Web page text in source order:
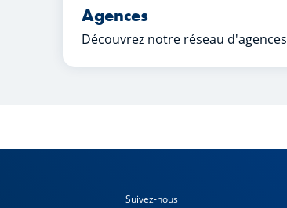
Agences
Découvrez notre réseau d'agences
Suivez-nous